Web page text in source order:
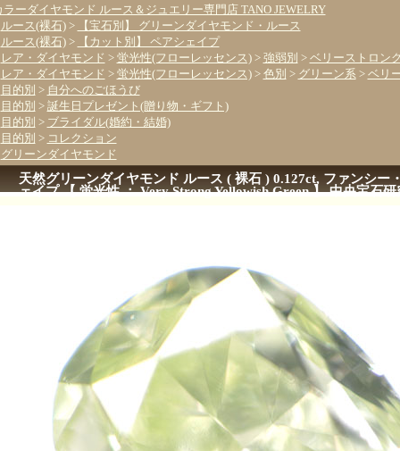
ラーダイヤモンド ルース＆ジュエリー専門店 TANO JEWELRY
ルース(裸石)>
【宝石別】 グリーンダイヤモンド・ルース
ルース(裸石)>
【カット別】 ペアシェイプ
レア・ダイヤモンド > 蛍光性(フローレッセンス)> 強弱別 > ベリーストロン
レア・ダイヤモンド > 蛍光性(フローレッセンス)> 色別 > グリーン系> ベリ
目的別 > 自分へのごほうび
目的別 > 誕生日プレゼント(贈り物・ギフト)
目的別 > ブライダル(婚約・結婚)
目的別 > コレクション
グリーンダイヤモンド
天然グリーンダイヤモンド ルース ( 裸石 ) 0.127ct, ファンシー
ェイプ 【 蛍光性 ： Very Strong Yellowish Green 】 中央宝石